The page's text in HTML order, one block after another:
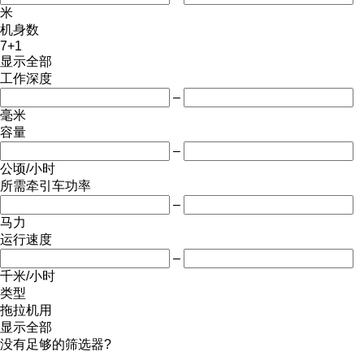
米
机身数
7+1
显示全部
工作深度
–
毫米
容量
–
公顷/小时
所需牵引车功率
–
马力
运行速度
–
千米/小时
类型
拖拉机用
显示全部
没有足够的筛选器?